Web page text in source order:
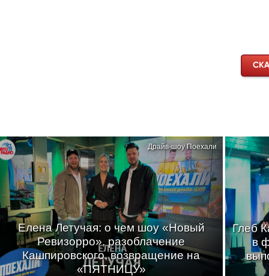
Елена Летучая: о чем шоу «Новый
Ревизорро», разоблачение
Кашпировского, возвращение на
«ПЯТНИЦУ»
Драйв-шоу Поехали
Глеб
в